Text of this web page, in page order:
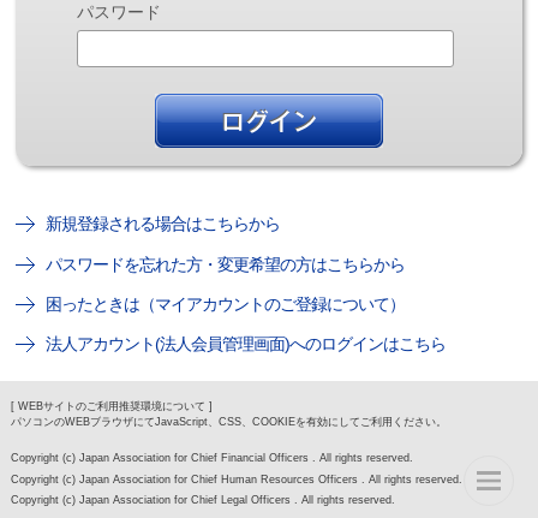
パスワード
新規登録される場合はこちらから
パスワードを忘れた方・変更希望の方はこちらから
困ったときは（マイアカウントのご登録について）
法人アカウント(法人会員管理画面)へのログインはこちら
[ WEBサイトのご利用推奨環境について ]
パソコンのWEBブラウザにてJavaScript、CSS、COOKIEを有効にしてご利用ください。
Copyright (c) Japan Association for Chief Financial Officers . All rights reserved.
Copyright (c) Japan Association for Chief Human Resources Officers . All rights reserved.
Copyright (c) Japan Association for Chief Legal Officers . All rights reserved.